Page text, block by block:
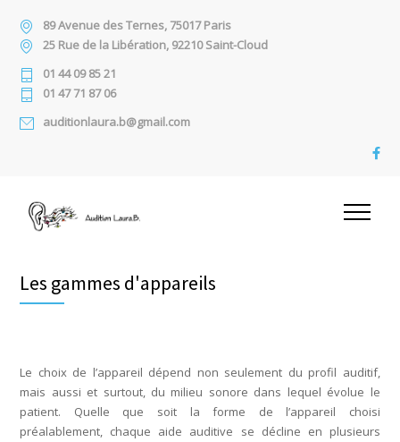
89 Avenue des Ternes, 75017 Paris
25 Rue de la Libération, 92210 Saint-Cloud
01 44 09 85 21
01 47 71 87 06
auditionlaura.b@gmail.com
Les gammes d'appareils
Le choix de l’appareil dépend non seulement du profil auditif,
mais aussi et surtout, du milieu sonore dans lequel évolue le
patient. Quelle que soit la forme de l’appareil choisi
préalablement, chaque aide auditive se décline en plusieurs